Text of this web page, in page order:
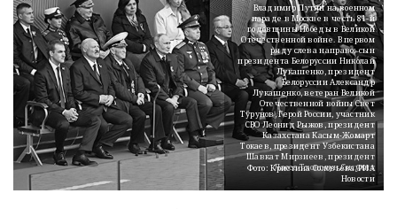
Владимир Путин на военном
параде в Москве в честь 81-й
годовщины Победы в Великой
Отечественной войне. В первом
ряду слева направо: сын
президента Белоруссии Николай
Лукашенко, президент
Белоруссии Александр
Лукашенко, ветеран Великой
Отечественной войны Свет
Турунов, Герой России, участник
СВО Леонид Рыжов, президент
Казахстана Касым-Жомарт
Токаев, президент Узбекистана
Шавкат Мирзиеев, президент
Лаоса Тхонглун Сисулит
Фото: Кристина Соловьёва/РИА
Новости